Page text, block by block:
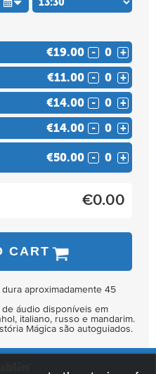
€19.00 - +
€11.00 - +
€14.00 - +
€14.00 - +
€50.00 - +
€0.00
CART
aproximadamente 45
de áudio disponíveis em
italiano, russo e mandarim.
Mágica são autoguiados.